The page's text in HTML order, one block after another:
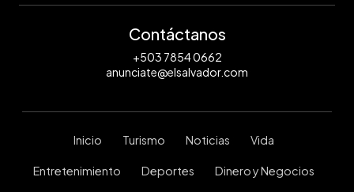
Contáctanos
+503 7854 0662
anunciate@elsalvador.com
Inicio Turismo Noticias Vida
Entretenimiento Deportes Dinero y Negocios